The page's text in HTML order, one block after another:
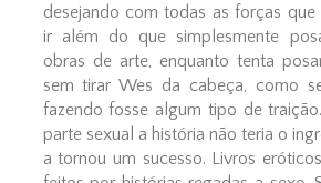
desejando com todas as forças que
ir além do que simplesmente
obras de arte, enquanto tenta
sem tirar Wes da cabeça, como
fazendo fosse algum tipo de
parte sexual a história não teria o
a tornou um sucesso. Livros